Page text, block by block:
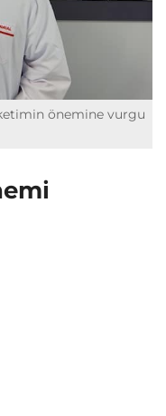
önemine vurgu